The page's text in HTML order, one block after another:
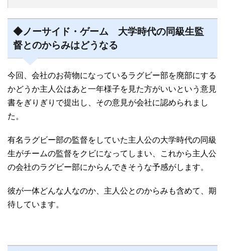
◆ノーサイド・ゲーム 大学時代の同級生監
督とのからみはどうなる
今回、会社のお荷物になっているラグビー部を廃部にする
かどうか主人公はあと一年様子を見た方がいいという意見
書をぎりぎりで提出し、その意見が会社に認められまし
た。
有名ラグビー部の監督をしていた主人公の大学時代の同級
生がチームの監督をクビになってしまい、これから主人公
の会社のラグビー部にからんできそうな予感がします。
彼が一体どんな人なのか、主人公とのからみも含めて、期
待しています。